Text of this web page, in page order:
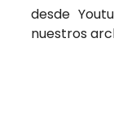
desde
nuestros